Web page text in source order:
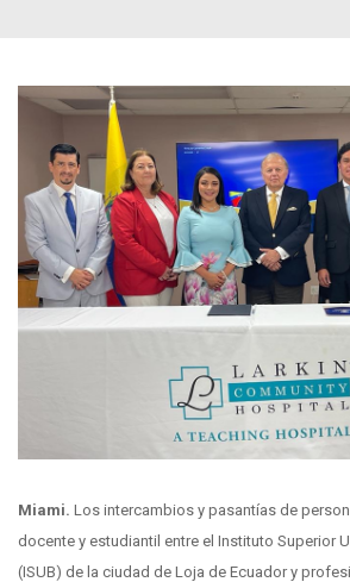
Miami. Los intercambios y pasantías de
docente y estudiantil entre el Instituto Superior
(ISUB) de la ciudad de Loja de Ecuador y